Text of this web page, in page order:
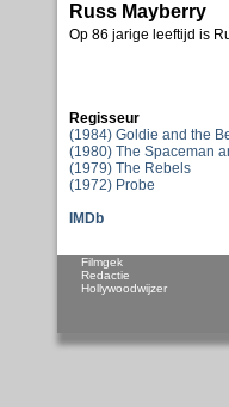
Russ Mayberry
Op 86 jarige leeftijd is
Regisseur
(1984) Goldie and the
(1980) The Spaceman
(1979) The Rebels
(1972) Probe
IMDb
Filmgek
Redactie
Hollywoodwijzer